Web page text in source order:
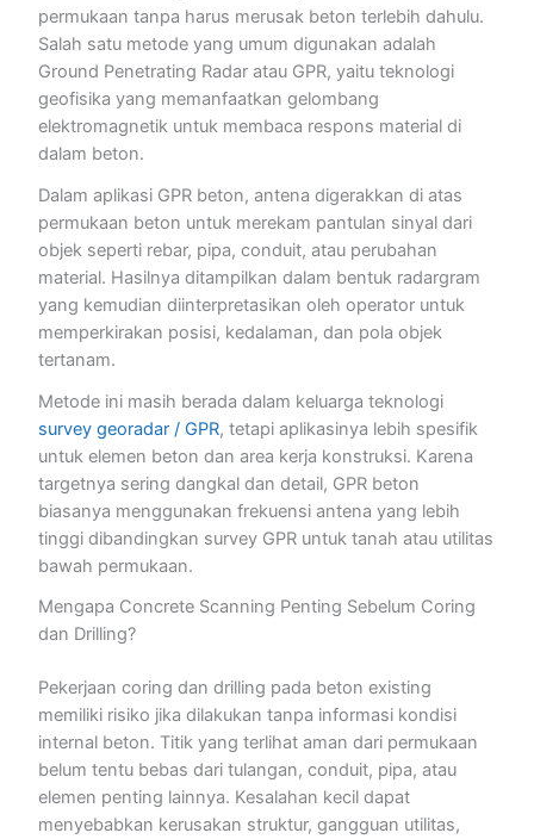
permukaan tanpa harus merusak beton terlebih dahulu.
Salah satu metode yang umum digunakan adalah
Ground Penetrating Radar atau GPR, yaitu teknologi
geofisika yang memanfaatkan gelombang
elektromagnetik untuk membaca respons material di
dalam beton.
Dalam aplikasi GPR beton, antena digerakkan di atas
permukaan beton untuk merekam pantulan sinyal dari
objek seperti rebar, pipa, conduit, atau perubahan
material. Hasilnya ditampilkan dalam bentuk radargram
yang kemudian diinterpretasikan oleh operator untuk
memperkirakan posisi, kedalaman, dan pola objek
tertanam.
Metode ini masih berada dalam keluarga teknologi
survey georadar / GPR, tetapi aplikasinya lebih spesifik
untuk elemen beton dan area kerja konstruksi. Karena
targetnya sering dangkal dan detail, GPR beton
biasanya menggunakan frekuensi antena yang lebih
tinggi dibandingkan survey GPR untuk tanah atau utilitas
bawah permukaan.
Mengapa Concrete Scanning Penting Sebelum Coring
dan Drilling?
Pekerjaan coring dan drilling pada beton existing
memiliki risiko jika dilakukan tanpa informasi kondisi
internal beton. Titik yang terlihat aman dari permukaan
belum tentu bebas dari tulangan, conduit, pipa, atau
elemen penting lainnya. Kesalahan kecil dapat
menyebabkan kerusakan struktur, gangguan utilitas,